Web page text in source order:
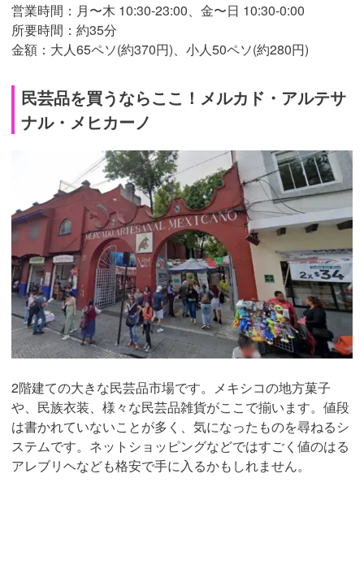
営業時間：月〜木 10:30-23:00、金〜日 10:30-0:00
所要時間：約35分
金額：大人65ペソ(約370円)、小人50ペソ(約280円)
民芸品を買うならここ！メルカド・アルテサ
ナル・メヒカーノ
2階建ての大きな民芸品市場です。メキシコの地方菓子
や、民族衣装、様々な民芸品雑貨がここで揃います。値段
は書かれていないことが多く、気になったものを尋ねるシ
ステムです。ネットショッピングなどではすごく値のはる
アレブリヘなども格安で手に入るかもしれません。